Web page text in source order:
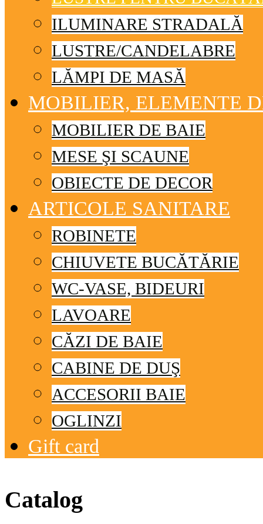
ILUMINARE STRADALĂ
LUSTRE/CANDELABRE
LĂMPI DE MASĂ
MOBILIER, ELEMENTE
MOBILIER DE BAIE
MESE ŞI SCAUNE
OBIECTE DE DECOR
ARTICOLE SANITARE
ROBINETE
CHIUVETE BUCĂTĂRIE
WC-VASE, BIDEURI
LAVOARE
CĂZI DE BAIE
CABINE DE DUŞ
ACCESORII BAIE
OGLINZI
Gift card
Catalog